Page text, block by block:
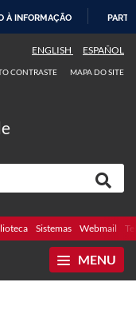
À INFORMAÇÃO
ENGLISH ESPAÑOL
CONTRASTE MAPA DO SITE
Sistemas Webmail
MENU